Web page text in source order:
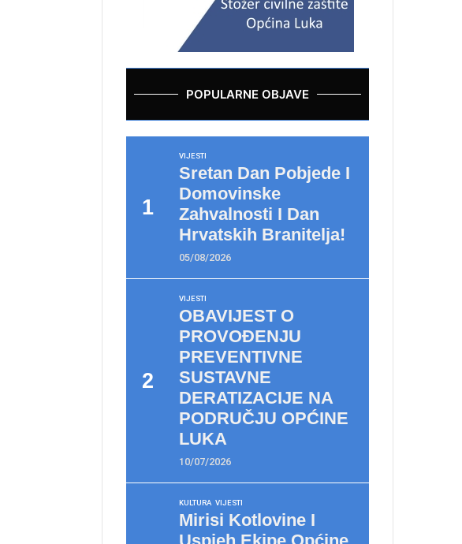
POPULARNE OBJAVE
VIJESTI
Sretan Dan Pobjede I
Domovinske
Zahvalnosti I Dan
Hrvatskih Branitelja!
05/08/2026
VIJESTI
OBAVIJEST O
PROVOĐENJU
PREVENTIVNE
SUSTAVNE
DERATIZACIJE NA
PODRUČJU OPĆINE
LUKA
10/07/2026
KULTURA VIJESTI
Mirisi Kotlovine I
Uspjeh Ekipe Općine